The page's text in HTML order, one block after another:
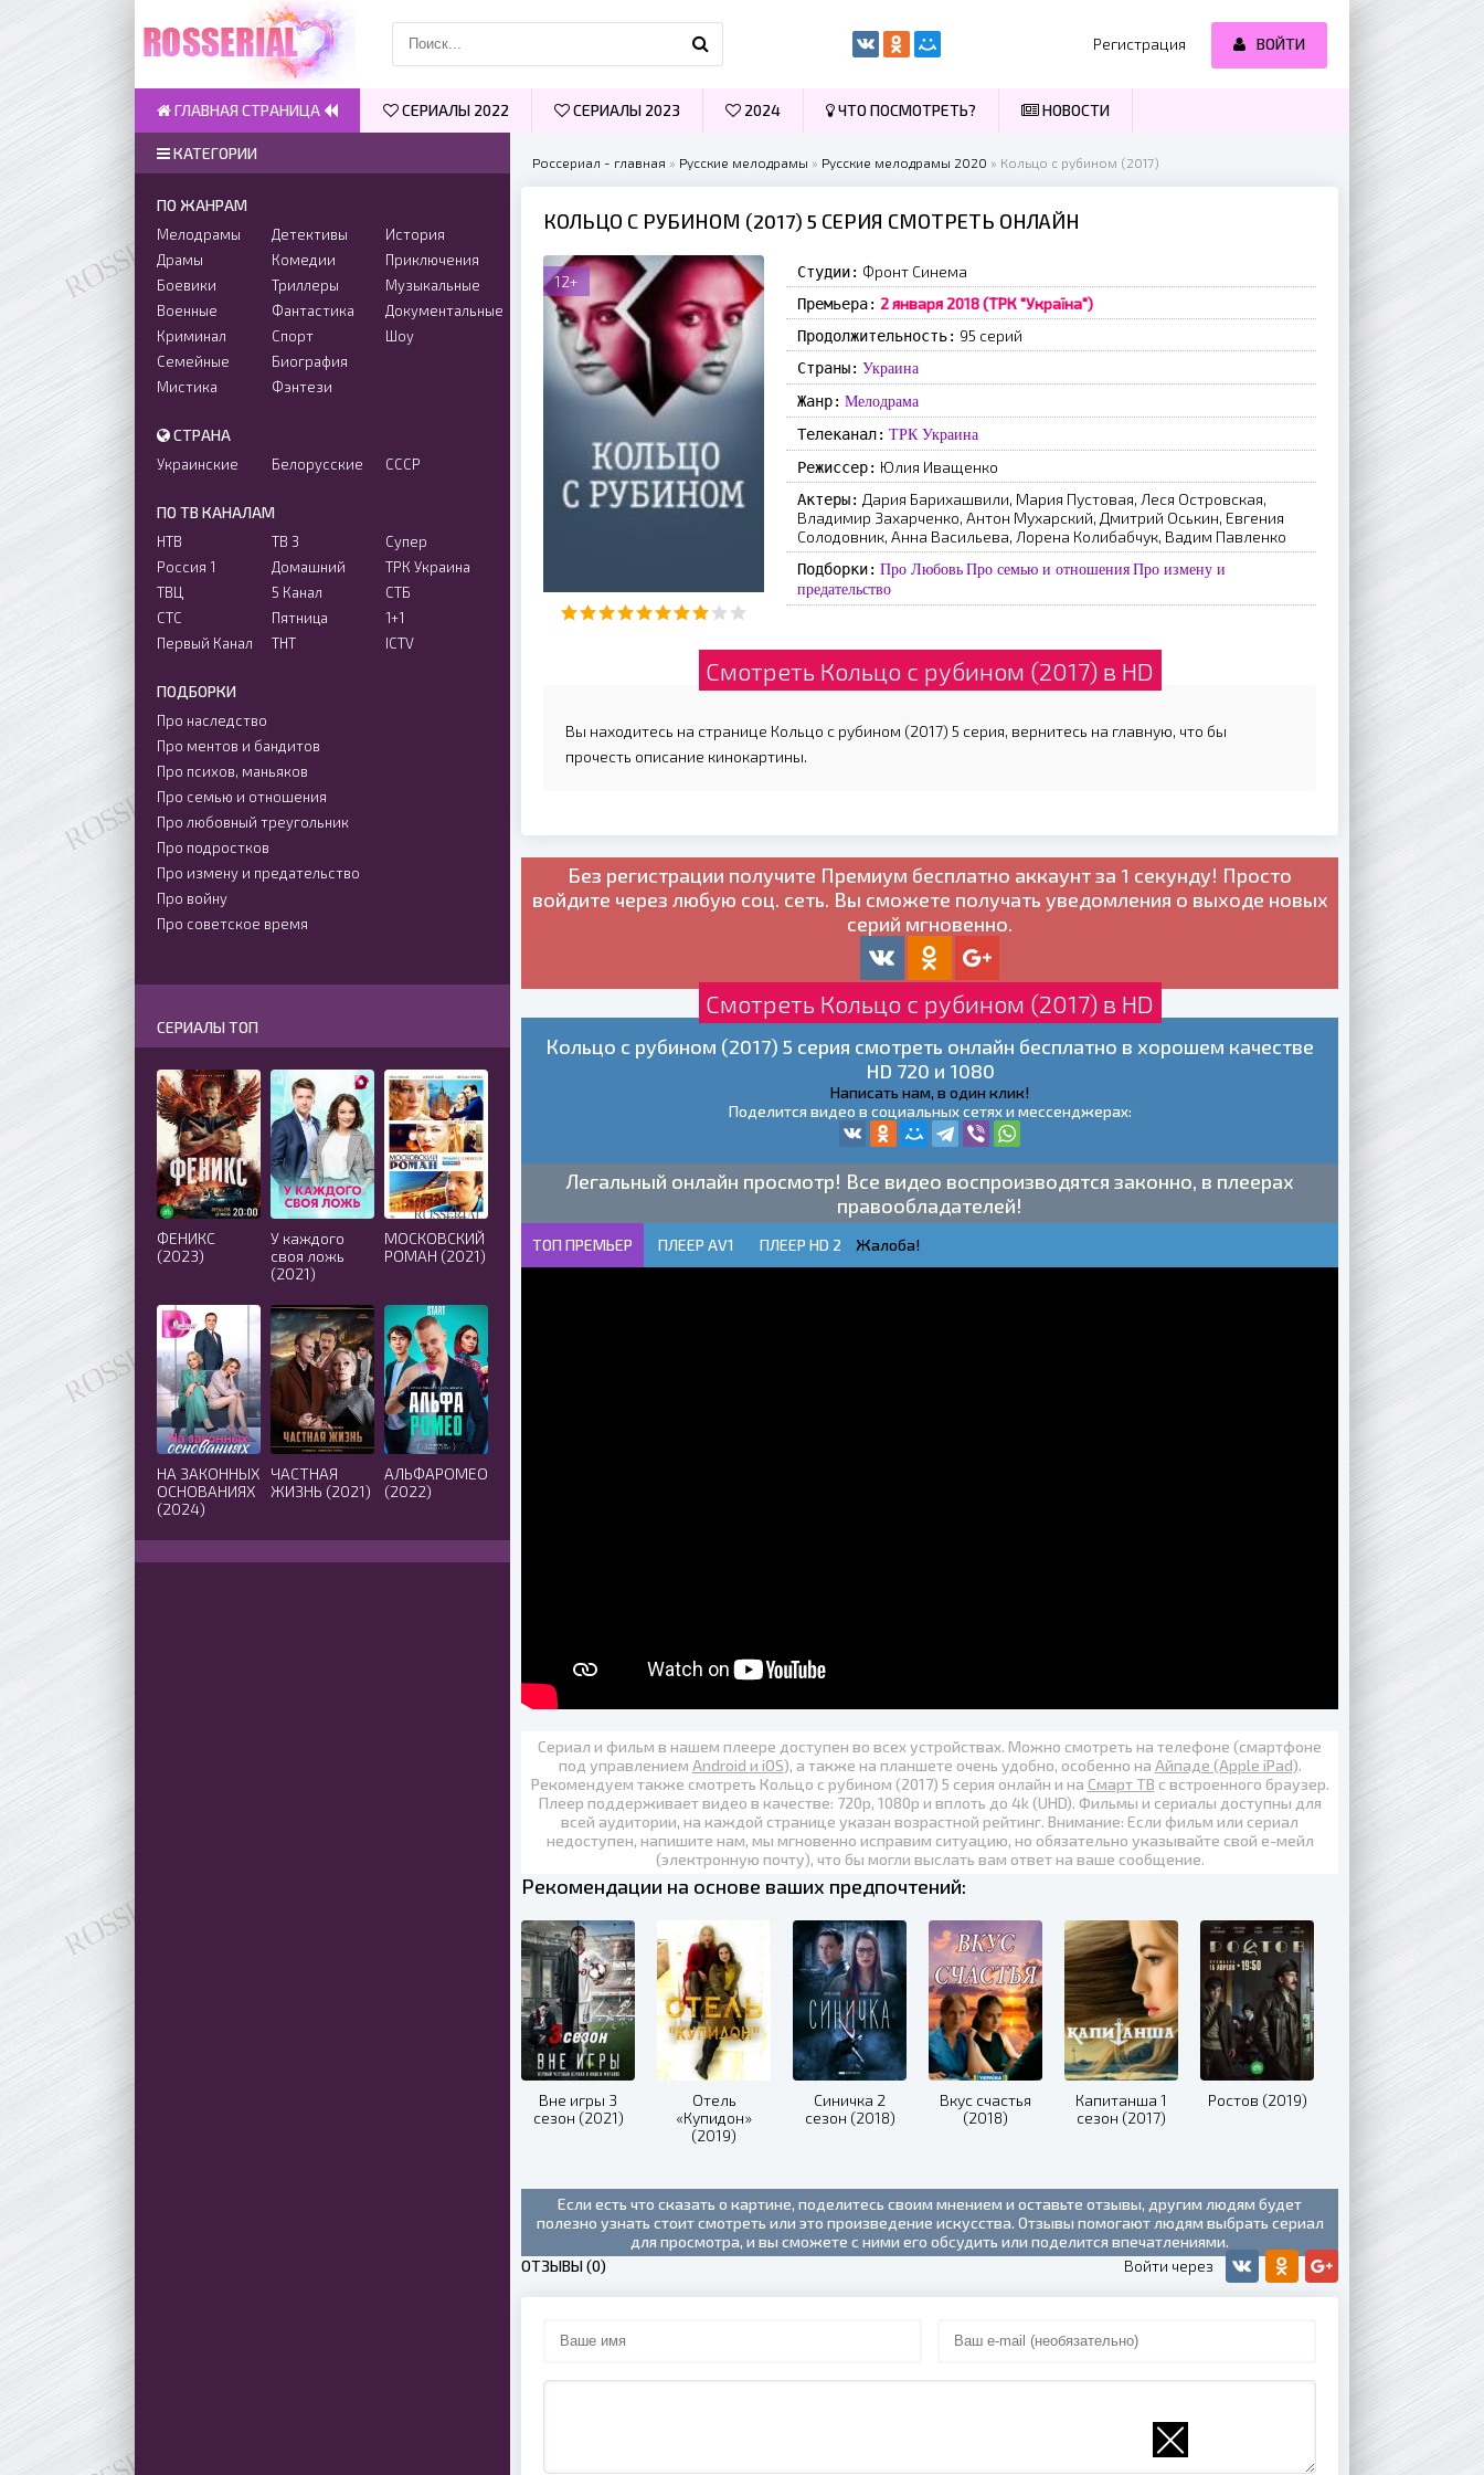
Россериал - главная » Русские мелодрамы » Русские мелодрамы 2020 » Кольцо с рубином (2017)
КОЛЬЦО С РУБИНОМ (2017) 5 СЕРИЯ СМОТРЕТЬ ОНЛАЙН
12+ Студии: Фронт Синема
Премьера: 2 января 2018 (ТРК "Україна")
Продолжительность: 95 серий
Страны: Украина
Жанр: Мелодрама
Телеканал: ТРК Украина
Режиссер: Юлия Иващенко
Актеры: Дария Барихашвили, Мария Пустовая, Леся Островская,
Владимир Захарченко, Антон Мухарский, Дмитрий Оськин, Евгения
Солодовник, Анна Васильева, Лорена Колибабчук, Вадим Павленко
Подборки: Про Любовь Про семью и отношения Про измену и
предательство
Смотреть Кольцо с рубином (2017) в HD
Вы находитесь на странице Кольцо с рубином (2017) 5 серия, вернитесь на главную, что бы
прочесть описание кинокартины.
Без регистрации получите Премиум бесплатно аккаунт за 1 секунду! Просто
войдите через любую соц. сеть. Вы сможете получать уведомления о выходе новых
серий мгновенно.
Смотреть Кольцо с рубином (2017) в HD
Кольцо с рубином (2017) 5 серия смотреть онлайн бесплатно в хорошем качестве
HD 720 и 1080
Написать нам, в один клик!
Поделится видео в социальных сетях и мессенджерах:
Легальный онлайн просмотр! Все видео воспроизводятся законно, в плеерах
правообладателей!
ТОП ПРЕМЬЕР ПЛЕЕР AV1 ПЛЕЕР HD 2 Жалоба!
Сериал и фильм в нашем плеере доступен во всех устройствах. Можно смотреть на телефоне (смартфоне
под управлением Android и iOS), а также на планшете очень удобно, особенно на Айпаде (Apple iPad).
Рекомендуем также смотреть Кольцо с рубином (2017) 5 серия онлайн и на Смарт ТВ с встроенного браузер.
Плеер поддерживает видео в качестве: 720p, 1080p и вплоть до 4k (UHD). Фильмы и сериалы доступны для
всей аудитории, на каждой странице указан возрастной рейтинг. Внимание: Если фильм или сериал
недоступен, напишите нам, мы мгновенно исправим ситуацию, но обязательно указывайте свой е-мейл
(электронную почту), что бы могли выслать вам ответ на ваше сообщение.
Рекомендации на основе ваших предпочтений:
Вне игры 3
сезон (2021)
Отель
«Купидон»
(2019)
Синичка 2
сезон (2018)
Вкус счастья
(2018)
Капитанша 1
сезон (2017)
Ростов (2019)
Если есть что сказать о картине, поделитесь своим мнением и оставьте отзывы, другим людям будет
полезно узнать стоит смотреть или это произведение искусства. Отзывы помогают людям выбрать сериал
для просмотра, и вы сможете с ними его обсудить или поделится впечатлениями.
ОТЗЫВЫ (0)
КАТЕГОРИИ
ПО ЖАНРАМ
Мелодрамы
Драмы
Боевики
Военные
Криминал
Семейные
Мистика
Детективы
Комедии
Триллеры
Фантастика
Спорт
Биография
Фэнтези
История
Приключения
Музыкальные
Документальные
Шоу
СТРАНА
Украинские Белорусские СССР
ПО ТВ КАНАЛАМ
НТВ
Россия 1
ТВЦ
СТС
Первый Канал
ТВ 3
Домашний
5 Канал
Пятница
ТНТ
Супер
ТРК Украина
СТБ
1+1
ICTV
ПОДБОРКИ
Про наследство
Про ментов и бандитов
Про психов, маньяков
Про семью и отношения
Про любовный треугольник
Про подростков
Про измену и предательство
Про войну
Про советское время
СЕРИАЛЫ ТОП
ФЕНИКС
(2023)
У каждого
своя ложь
(2021)
МОСКОВСКИЙ
РОМАН (2021)
НА ЗАКОННЫХ
ОСНОВАНИЯХ
(2024)
ЧАСТНАЯ
ЖИЗНЬ (2021)
АЛЬФАРОМЕО
(2022)
Регистрация ВОЙТИ
ГЛАВНАЯ СТРАНИЦА СЕРИАЛЫ 2022 СЕРИАЛЫ 2023 2024 ЧТО ПОСМОТРЕТЬ? НОВОСТИ